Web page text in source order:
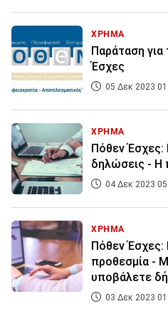
ΧΡΗΜΑ
Παράταση
Έσχες
05 Δεκ 2023
ΧΡΗΜΑ
Πόθεν Έσχες:
δηλώσεις - Η
04 Δεκ 2023
ΧΡΗΜΑ
Πόθεν Έσχες:
προθεσμία -
υποβάλετε
03 Δεκ 2023